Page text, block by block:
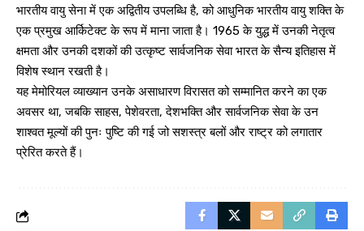
भारतीय वायु सेना में एक अद्वितीय उपलब्धि है, को आधुनिक भारतीय वायु शक्ति के
एक प्रमुख आर्किटेक्ट के रूप में माना जाता है। 1965 के युद्ध में उनकी नेतृत्व
क्षमता और उनकी दशकों की उत्कृष्ट सार्वजनिक सेवा भारत के सैन्य इतिहास में
विशेष स्थान रखती है।
यह मेमोरियल व्याख्यान उनके असाधारण विरासत को सम्मानित करने का एक
अवसर था, जबकि साहस, पेशेवरता, देशभक्ति और सार्वजनिक सेवा के उन
शाश्वत मूल्यों की पुनः पुष्टि की गई जो सशस्त्र बलों और राष्ट्र को लगातार
प्रेरित करते हैं।